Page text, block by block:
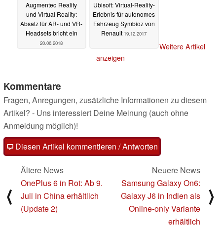
Augmented Reality
und Virtual Reality:
Absatz für AR- und VR-
Headsets bricht ein
20.06.2018
Ubisoft: Virtual-Reality-
Erlebnis für autonomes
Fahrzeug Symbioz von
Renault 19.12.2017
Weitere Artikel
anzeigen
Kommentare
Fragen, Anregungen, zusätzliche Informationen zu diesem
Artikel? - Uns interessiert Deine Meinung (auch ohne
Anmeldung möglich)!
Diesen Artikel kommentieren / Antworten
⟨
Ältere News
OnePlus 6 in Rot: Ab 9.
Juli in China erhältlich
(Update 2)
Neuere News
Samsung Galaxy On6:
Galaxy J6 in Indien als
Online-only Variante
erhältlich
⟩